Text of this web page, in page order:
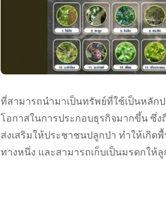
ที่สามารถนำมาเป็นทรัพย์ที่ใช้เป็นหลัก
โอกาสในการประกอบธุรกิจมากขึ้น ซึ่ง
ส่งเสริมให้ประชาชนปลูกป่า ทำให้เกิ
ทางหนึ่ง และสามารถเก็บเป็นมรดกใ